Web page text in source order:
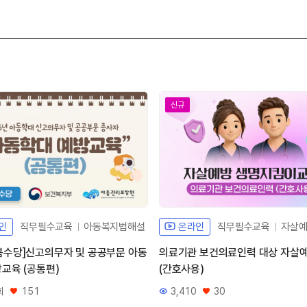
직무필수교육 아동복지법해설
당]신고의무자 및 공공부문 아동
육 (공통편)
좋아요
151
신규
온라인 직무필수교육 자살
의료기관 보건의료인력 대상 자살
(간호사용)
조회수
3,410
좋아요
30